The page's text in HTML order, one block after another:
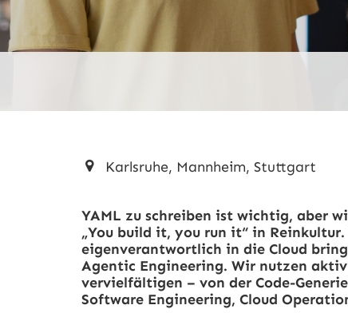
Karlsruhe, Mannheim, Stuttgart
YAML zu schreiben ist wichtig, aber
„You build it, you run it“ in
eigenverantwortlich in die Cloud
Agentic Engineering. Wir nutzen
vervielfältigen – von der Code-
Software Engineering, Cloud